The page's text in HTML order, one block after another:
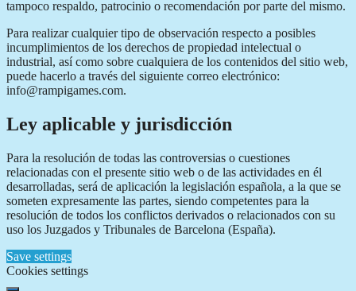
tampoco respaldo, patrocinio o recomendación por parte del mismo.
Para realizar cualquier tipo de observación respecto a posibles
incumplimientos de los derechos de propiedad intelectual o
industrial, así como sobre cualquiera de los contenidos del sitio web,
puede hacerlo a través del siguiente correo electrónico:
info@rampigames.com.
Ley aplicable y jurisdicción
Para la resolución de todas las controversias o cuestiones
relacionadas con el presente sitio web o de las actividades en él
desarrolladas, será de aplicación la legislación española, a la que se
someten expresamente las partes, siendo competentes para la
resolución de todos los conflictos derivados o relacionados con su
uso los Juzgados y Tribunales de Barcelona (España).
Save settings
Cookies settings